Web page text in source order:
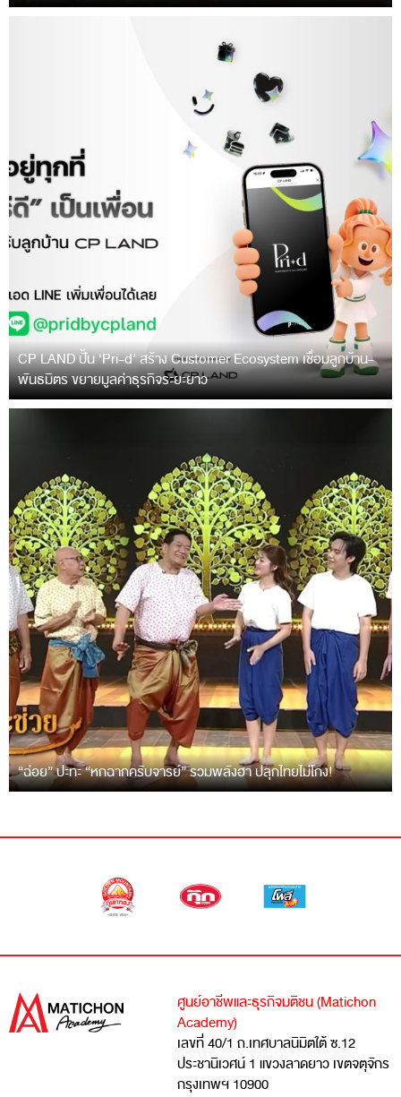
CP LAND ปั้น ‘Pri-d’ สร้าง Customer Ecosystem เชื่อมลูกบ้าน-
พันธมิตร ขยายมูลค่าธุรกิจระยะยาว
“ฉ่อย” ปะทะ “หกฉากครับจารย์” รวมพลังฮา ปลุกไทยไม่โกง!
ศูนย์อาชีพและธุรกิจมติชน (Matichon
Academy)
เลขที่ 40/1 ถ.เทศบาลนิมิตใต้ ซ.12
ประชานิเวศน์ 1 แขวงลาดยาว เขตจตุจักร
กรุงเทพฯ 10900